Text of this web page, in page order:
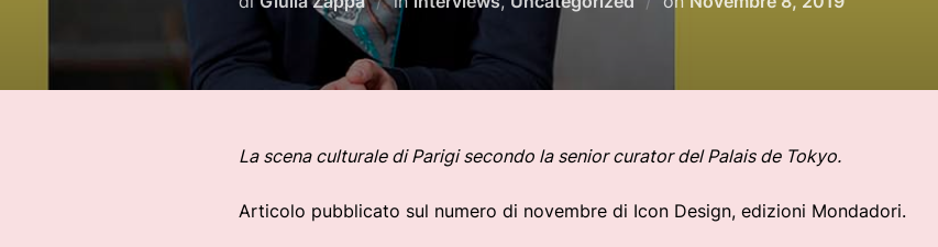
La scena culturale di Parigi secondo la senior curator del Palais de Tokyo.
Articolo pubblicato sul numero di novembre di Icon Design, edizioni Mondadori.